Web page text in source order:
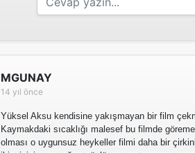
MGUNAY
14 yıl önce
Yüksel Aksu kendisine yakışmayan bir film
Kaymakdaki sıcaklığı malesef bu filmde
olması o uygunsuz heykeller filmi daha bir